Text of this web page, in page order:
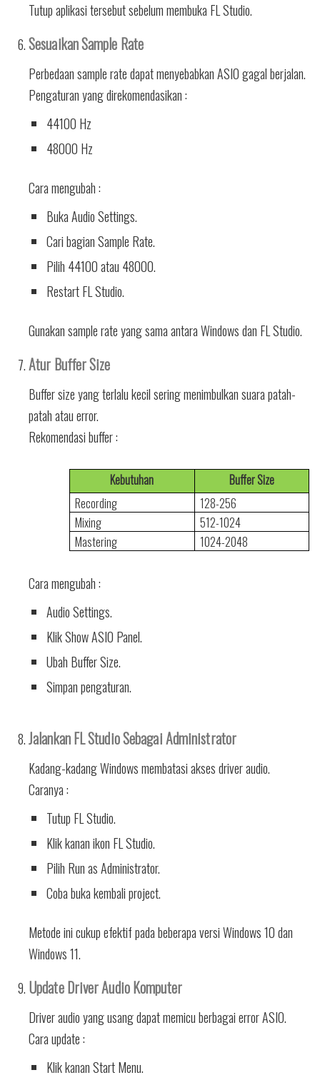
Tutup aplikasi tersebut sebelum membuka FL Studio.
Sesuaikan Sample Rate
Perbedaan sample rate dapat menyebabkan ASIO gagal berjalan.
Pengaturan yang direkomendasikan :
44100 Hz
48000 Hz
Cara mengubah :
Buka Audio Settings.
Cari bagian Sample Rate.
Pilih 44100 atau 48000.
Restart FL Studio.
Gunakan sample rate yang sama antara Windows dan FL Studio.
Atur Buffer Size
Buffer size yang terlalu kecil sering menimbulkan suara patah-
patah atau error.
Rekomendasi buffer :
Kebutuhan
Buffer Size
Recording
128-256
Mixing
512-1024
Mastering
1024-2048
Cara mengubah :
Audio Settings.
Klik Show ASIO Panel.
Ubah Buffer Size.
Simpan pengaturan.
Jalankan FL Studio Sebagai Administrator
Kadang-kadang Windows membatasi akses driver audio.
Caranya :
Tutup FL Studio.
Klik kanan ikon FL Studio.
Pilih Run as Administrator.
Coba buka kembali project.
Metode ini cukup efektif pada beberapa versi Windows 10 dan
Windows 11.
Update Driver Audio Komputer
Driver audio yang usang dapat memicu berbagai error ASIO.
Cara update :
Klik kanan Start Menu.